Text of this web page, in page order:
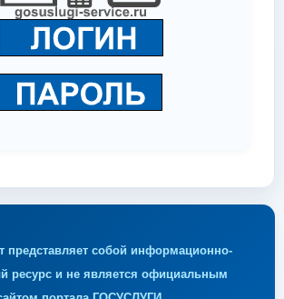
представляет собой информационно-
ресурс и не является официальным